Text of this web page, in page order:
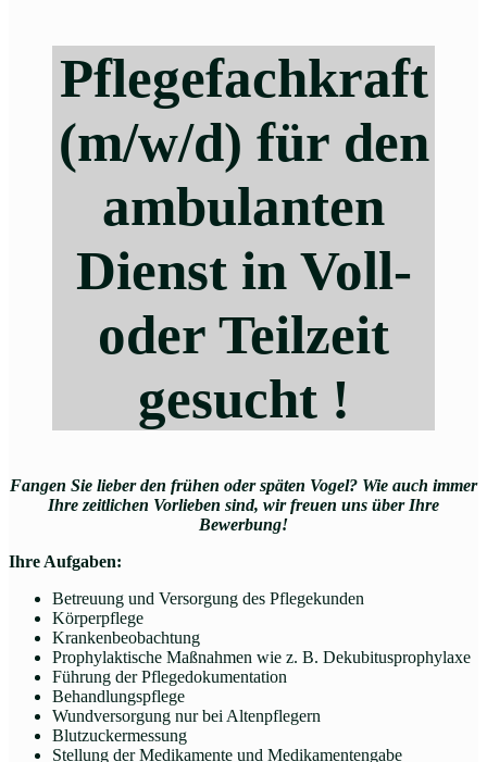
Pflegefachkraft
(m/w/d) für den
ambulanten
Dienst in Voll-
oder Teilzeit
gesucht !
Fangen Sie lieber den frühen oder späten Vogel? Wie auch immer
Ihre zeitlichen Vorlieben sind, wir freuen uns über Ihre
Bewerbung!
Ihre Aufgaben:
Betreuung und Versorgung des Pflegekunden
Körperpflege
Krankenbeobachtung
Prophylaktische Maßnahmen wie z. B. Dekubitusprophylaxe
Führung der Pflegedokumentation
Behandlungspflege
Wundversorgung nur bei Altenpflegern
Blutzuckermessung
Stellung der Medikamente und Medikamentengabe